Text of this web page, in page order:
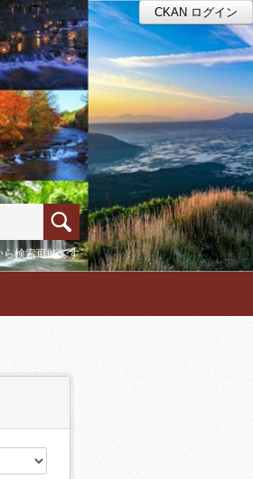
CKAN ログイン
検索可能です